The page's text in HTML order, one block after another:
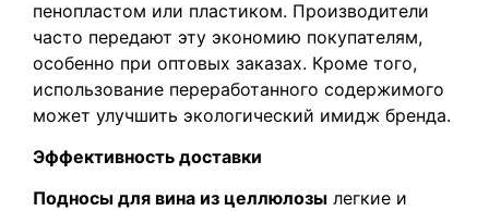
пенопластом или пластиком. Производители
часто передают эту экономию покупателям,
особенно при оптовых заказах. Кроме того,
использование переработанного содержимого
может улучшить экологический имидж бренда.
Эффективность доставки
Подносы для вина из целлюлозы легкие и